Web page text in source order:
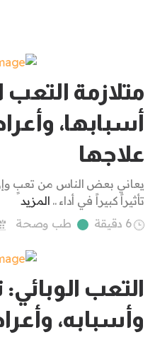
متلازمة التعب
أسبابها،
علاجها
يعاني بعض الناس من تعبٍ
تأثيراً كبيراً في أداء .. المزيد
6 دقيقة
طب وصحة
التعب الوبائي:
وأسبابه،